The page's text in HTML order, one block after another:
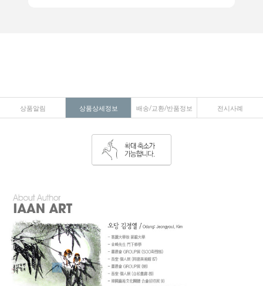
상품알림 상품상세정보 배송/교환/반품정보 전시사례